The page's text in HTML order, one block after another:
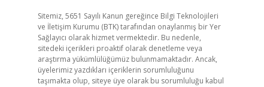
Sitemiz, 5651 Sayılı Kanun gereğince Bilgi Teknolojileri
ve İletişim Kurumu (BTK) tarafından onaylanmış bir Yer
Sağlayıcı olarak hizmet vermektedir. Bu nedenle,
sitedeki içerikleri proaktif olarak denetleme veya
araştırma yükümlülüğümüz bulunmamaktadır. Ancak,
üyelerimiz yazdıkları içeriklerin sorumluluğunu
taşımakta olup, siteye üye olarak bu sorumluluğu kabul